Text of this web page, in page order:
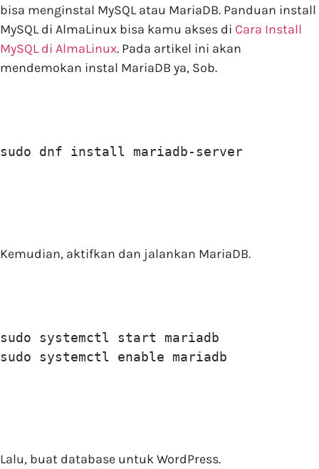
bisa menginstal MySQL atau MariaDB. Panduan install
MySQL di AlmaLinux bisa kamu akses di Cara Install
MySQL di AlmaLinux. Pada artikel ini akan
mendemokan instal MariaDB ya, Sob.
sudo dnf install mariadb-server
Kemudian, aktifkan dan jalankan MariaDB.
sudo systemctl start mariadb
sudo systemctl enable mariadb
Lalu, buat database untuk WordPress.